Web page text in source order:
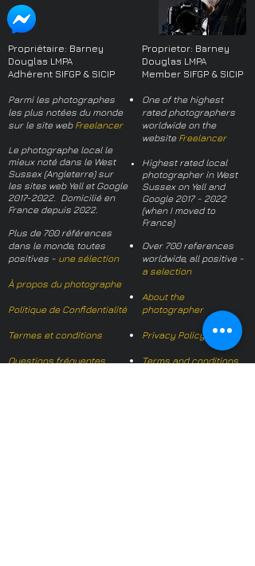
Propriétaire: Barney
Douglas LMPA
Adhérent SIFGP & SICIP
Parmi les photographes
les plus notées du monde
sur le site web Freelancer
Le photographe local le
mieux noté dans le West
Sussex (Angleterre) sur
les sites web Yell et Google
2017-2022. Domicilié en
France depuis 2022.
Plus de 700 références
dans le monde, toutes
positives - une sélection
À propos du photographe
Politique de Confidentialité
Termes et conditions
Questions fréquentes
Proprietor: Barney
Douglas LMPA
Member SIFGP & SICIP
One of the highest
rated photographers
worldwide on the
website Freelancer
Highest rated local
photographer in West
Sussex on Yell and
Google 2017 - 2022
(when I moved to
France)
Over 700 references
worldwide, all positive -
a selection
About the
photographer
Privacy Policy
Terms and conditions